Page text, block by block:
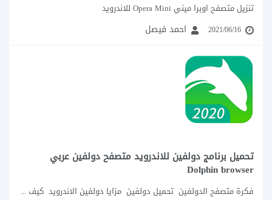
تنزيل متصفح اوبرا ميني Opera Mini للاندرويد
2021/06/16 احمد فيصل
تحميل برنامج دولفين للاندرويد متصفح دولفين عربي
Dolphin browser
فكرة متصفح الدولفين تحميل دولفين مزايا دولفين الاندرويد كيف تستخدم دولفين ؟ تحميل برنامج...